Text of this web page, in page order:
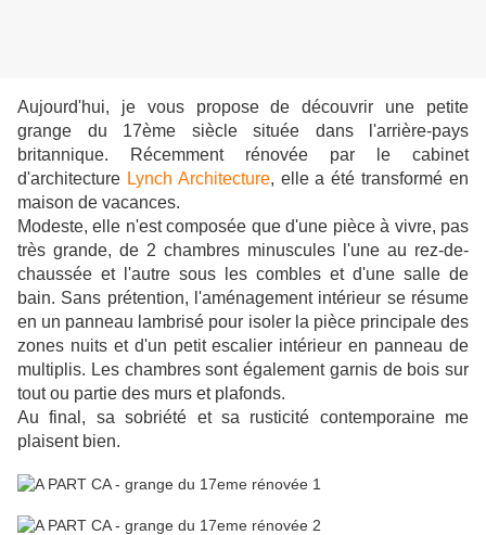
Aujourd'hui, je vous propose de découvrir une petite
grange du 17ème siècle située dans l'arrière-pays
britannique. Récemment rénovée par le cabinet
d'architecture Lynch Architecture, elle a été transformé en
maison de vacances.
Modeste, elle n'est composée que d'une pièce à vivre, pas
très grande, de 2 chambres minuscules l'une au rez-de-
chaussée et l'autre sous les combles et d'une salle de
bain. Sans prétention, l'aménagement intérieur se résume
en un panneau lambrisé pour isoler la pièce principale des
zones nuits et d'un petit escalier intérieur en panneau de
multiplis. Les chambres sont également garnis de bois sur
tout ou partie des murs et plafonds.
Au final, sa sobriété et sa rusticité contemporaine me
plaisent bien.